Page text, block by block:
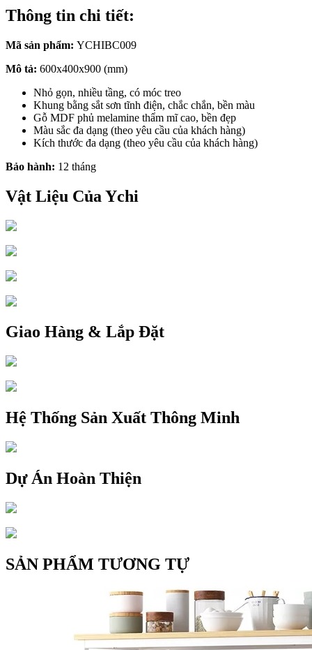
Thông tin chi tiết:
Mã sản phẩm: YCHIBC009
Mô tả: 600x400x900 (mm)
Nhỏ gọn, nhiều tầng, có móc treo
Khung bằng sắt sơn tĩnh điện, chắc chắn, bền màu
Gỗ MDF phủ melamine thẩm mĩ cao, bền đẹp
Màu sắc đa dạng (theo yêu cầu của khách hàng)
Kích thước đa dạng (theo yêu cầu của khách hàng)
Bảo hành: 12 tháng
Vật Liệu Của Ychi
Giao Hàng & Lắp Đặt
Hệ Thống Sản Xuất Thông Minh
Dự Án Hoàn Thiện
SẢN PHẨM TƯƠNG TỰ